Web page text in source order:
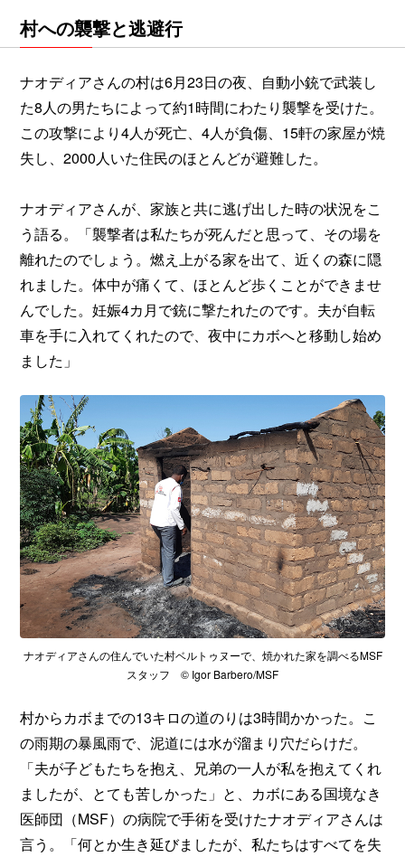
村への襲撃と逃避行
ナオディアさんの村は6月23日の夜、自動小銃で武装し
た8人の男たちによって約1時間にわたり襲撃を受けた。
この攻撃により4人が死亡、4人が負傷、15軒の家屋が焼
失し、2000人いた住民のほとんどが避難した。
ナオディアさんが、家族と共に逃げ出した時の状況をこ
う語る。「襲撃者は私たちが死んだと思って、その場を
離れたのでしょう。燃え上がる家を出て、近くの森に隠
れました。体中が痛くて、ほとんど歩くことができませ
んでした。妊娠4カ月で銃に撃たれたのです。夫が自転
車を手に入れてくれたので、夜中にカボへと移動し始め
ました」
ナオディアさんの住んでいた村ベルトゥヌーで、焼かれた家を調べるMSF
スタッフ © Igor Barbero/MSF
村からカボまでの13キロの道のりは3時間かかった。こ
の雨期の暴風雨で、泥道には水が溜まり穴だらけだ。
「夫が子どもたちを抱え、兄弟の一人が私を抱えてくれ
ましたが、とても苦しかった」と、カボにある国境なき
医師団（MSF）の病院で手術を受けたナオディアさんは
言う。「何とか生き延びましたが、私たちはすべてを失